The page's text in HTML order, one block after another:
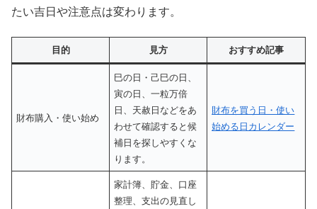
たい吉日や注意点は変わります。
目的 見方 おすすめ記事
財布購入・使い始め
巳の日・己巳の日、
寅の日、一粒万倍
日、天赦日などをあ
わせて確認すると候
補日を探しやすくな
ります。
財布を買う日・使い
始める日カレンダー
家計簿、貯金、口座
整理、支出の見直し